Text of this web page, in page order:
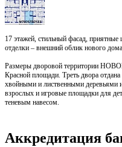
17 этажей, стильный фасад,
отделки – внешний облик нового
Размеры дворовой территории
Красной площади. Треть двора
хвойными и лиственными деревьями
взрослых и игровые площадки для
теневым навесом.
Аккредитация